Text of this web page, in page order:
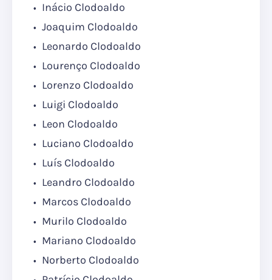
Inácio Clodoaldo
Joaquim Clodoaldo
Leonardo Clodoaldo
Lourenço Clodoaldo
Lorenzo Clodoaldo
Luigi Clodoaldo
Leon Clodoaldo
Luciano Clodoaldo
Luís Clodoaldo
Leandro Clodoaldo
Marcos Clodoaldo
Murilo Clodoaldo
Mariano Clodoaldo
Norberto Clodoaldo